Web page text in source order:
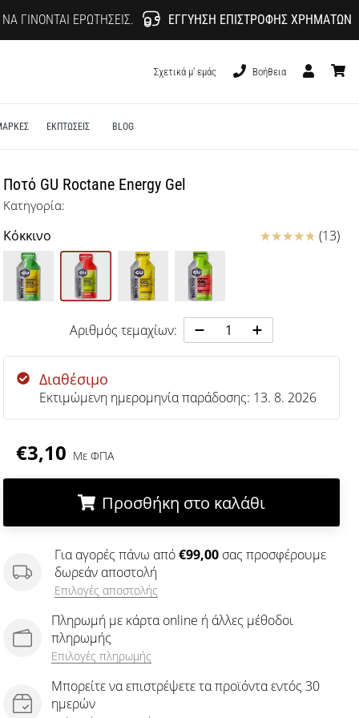
ΓΊΝΟΝΤΑΙ ΕΡΩΤΉΣΕΙΣ. ΕΓΓΎΗΣΗ ΕΠΙΣΤΡΟΦΉΣ ΧΡΗΜΆΤΩΝ
Σχετικά μ' εμάς
Βοήθεια
ΕΚΠΤΩΣΕΙΣ BLOG
Ποτό GU Roctane Energy Gel
Κατηγορία:
Κόκκινο Κριτικές (13)
Αριθμός τεμαχίων:
Διαθέσιμο
Εκτιμώμενη ημερομηνία παράδοσης: 13. 8. 2026
€3,10 Με ΦΠΑ
Προσθήκη στο καλάθι
...
Για αγορές πάνω από€99,00 σας προσφέρουμε
δωρεάν αποστολή
Επιλογές αποστολής
Πληρωμή με κάρτα online ή άλλες μέθοδοι
πληρωμής
Επιλογές πληρωμής
Μπορείτε να επιστρέψετε τα προϊόντα εντός 30
ημερών